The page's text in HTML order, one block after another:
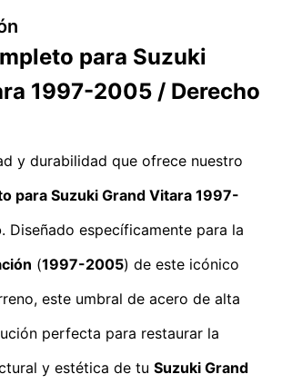
para Suzuki
1997-2005 / Derecho
y durabilidad que ofrece nuestro
para Suzuki Grand Vitara 1997-
. Diseñado específicamente para la
(1997-2005) de este icónico
este umbral de acero de alta
perfecta para restaurar la
y estética de tu Suzuki Grand